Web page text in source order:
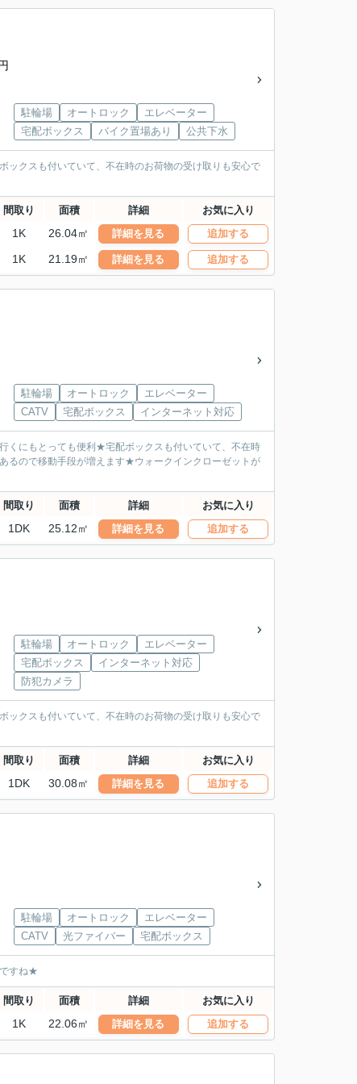
駐輪場 オートロック
エレベーター
宅配ボックス
バイク置場あり 公共下水
クスも付いていて、不在時のお荷物の受け取りも安心で
間取り 面積 詳細 お気に入り
1K 26.04㎡ 詳細を見る 追加する
1K 21.19㎡ 詳細を見る 追加する
駐輪場 オートロック
エレベーター
CATV
宅配ボックス インターネット対応
くにもとっても便利★宅配ボックスも付いていて、不在時
るので移動手段が増えます★ウォークインクローゼットが
間取り 面積 詳細 お気に入り
1DK 25.12㎡ 詳細を見る 追加する
駐輪場 オートロック
エレベーター
宅配ボックス
インターネット対応
防犯カメラ
クスも付いていて、不在時のお荷物の受け取りも安心で
間取り 面積 詳細 お気に入り
1DK 30.08㎡ 詳細を見る 追加する
駐輪場 オートロック
エレベーター
CATV
光ファイバー 宅配ボックス
すね★
間取り 面積 詳細 お気に入り
1K 22.06㎡ 詳細を見る 追加する